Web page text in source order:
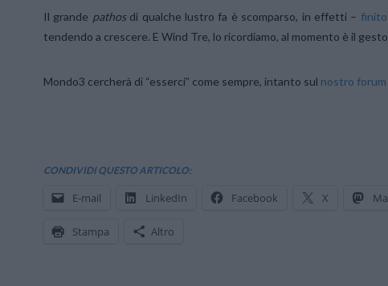
Il grande pathosdi qualche lustro fa è scomparso, in effetti –
tendendo a crescere. E Wind Tre, lo ricordiamo, al momento è il
Mondo3 cercherà di “esserci” come sempre, intanto sul nostro forum
CONDIVIDI QUESTO ARTICOLO:
E-mail LinkedIn Facebook X
Stampa Altro